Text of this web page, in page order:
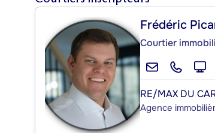
Frédéric
Courtier
RE/MAX DU
Agence